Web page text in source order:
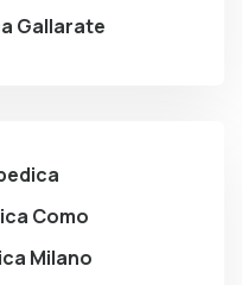
Gallarate
Como
Milano